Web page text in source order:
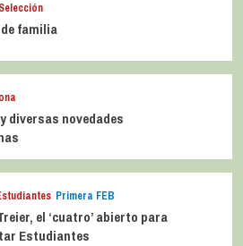
familia
diversas novedades
Primera FEB
el ‘cuatro’ abierto para
Estudiantes